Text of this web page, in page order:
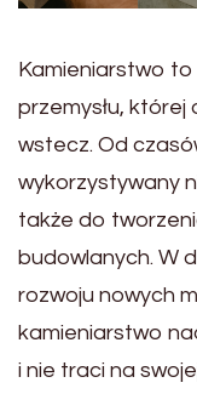
Kamieniarstwo to
przemysłu,
wstecz. Od
wykorzystywany
także do
budowlanych. W
rozwoju nowych
kamieniarstwo
i nie traci na